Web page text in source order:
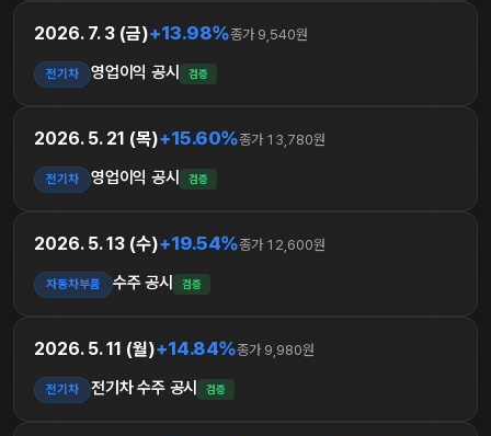
2026. 7. 3 (금)+13.98%종가 9,540원
전기차 영업이익 공시 검증
2026. 5. 21 (목)+15.60%종가 13,780원
전기차 영업이익 공시 검증
2026. 5. 13 (수)+19.54%종가 12,600원
자동차부품 수주 공시 검증
2026. 5. 11 (월)+14.84%종가 9,980원
전기차 전기차 수주 공시 검증